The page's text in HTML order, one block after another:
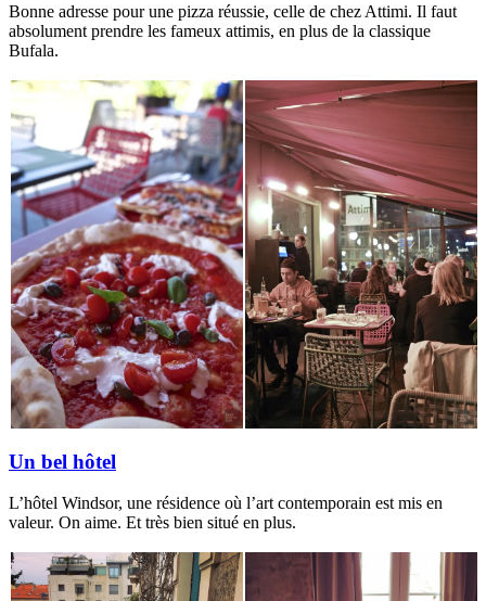
Bonne adresse pour une pizza réussie, celle de chez Attimi. Il faut
absolument prendre les fameux attimis, en plus de la classique
Bufala.
Un bel hôtel
L’hôtel Windsor, une résidence où l’art contemporain est mis en
valeur. On aime. Et très bien situé en plus.